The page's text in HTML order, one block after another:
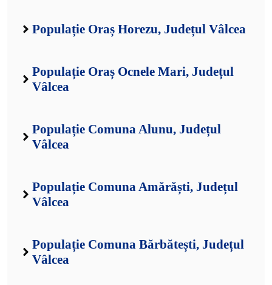
Populație Oraș Horezu, Județul Vâlcea
Populație Oraș Ocnele Mari, Județul
Vâlcea
Populație Comuna Alunu, Județul
Vâlcea
Populație Comuna Amărăști, Județul
Vâlcea
Populație Comuna Bărbătești, Județul
Vâlcea